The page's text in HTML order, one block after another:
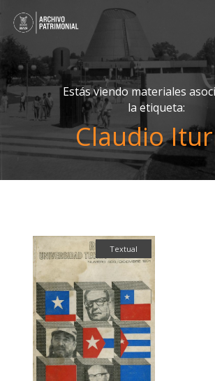
Estás viendo materiales
la etiqueta:
Claudio
Textual